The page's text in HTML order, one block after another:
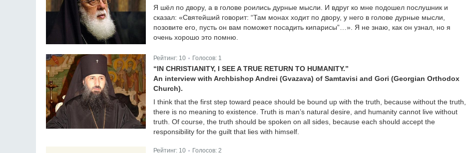
Я шёл по двору, а в голове роились дурные мысли. И вдруг ко мне подошел послушник и
сказал: «Святейший говорит: “Там монах ходит по двору, у него в голове дурные мысли,
позовите его, пусть он вам поможет посадить кипарисы”…». Я не знаю, как он узнал, но я
очень хорошо это помню.
Рейтинг: 10 Голосов: 1
“IN CHRISTIANITY, I SEE A TRUE RETURN TO HUMANITY.”
An interview with Archbishop Andrei (Gvazava) of Samtavisi and Gori (Georgian Orthodox
Church).
I think that the first step toward peace should be bound up with the truth, because without the truth,
there is no meaning to existence. Truth is man’s natural desire, and humanity cannot live without
truth. Of course, the truth should be spoken on all sides, because each should accept the
responsibility for the guilt that lies with himself.
Рейтинг: 10 Голосов: 2